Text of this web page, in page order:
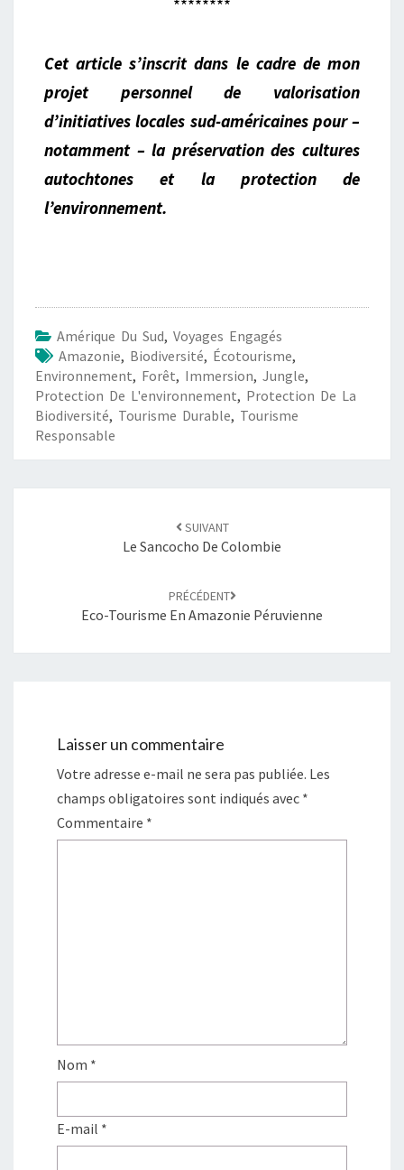
********
Cet article s’inscrit dans le cadre de mon
projet personnel de valorisation
d’initiatives locales sud-américaines pour –
notamment – la préservation des cultures
autochtones et la protection de
l’environnement.
Amérique Du Sud, Voyages Engagés
Amazonie, Biodiversité, Écotourisme,
Environnement, Forêt, Immersion, Jungle,
Protection De L'environnement, Protection De La
Biodiversité, Tourisme Durable, Tourisme
Responsable
SUIVANT
Le Sancocho De Colombie
PRÉCÉDENT
Eco-Tourisme En Amazonie Péruvienne
Laisser un commentaire
Votre adresse e-mail ne sera pas publiée. Les
champs obligatoires sont indiqués avec *
Commentaire *
Nom *
E-mail *